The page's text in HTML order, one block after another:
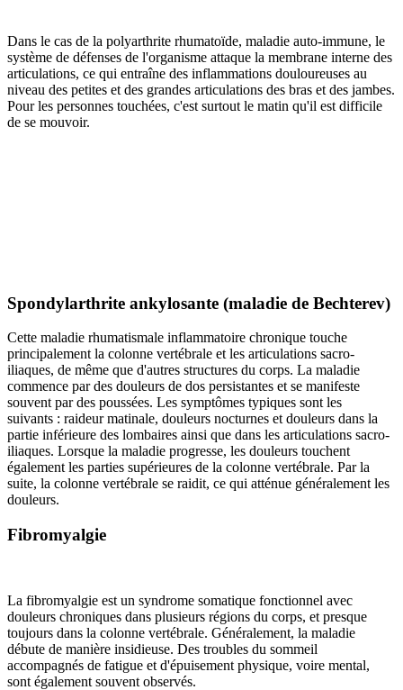
Dans le cas de la polyarthrite rhumatoïde, maladie auto-immune, le
système de défenses de l'organisme attaque la membrane interne des
articulations, ce qui entraîne des inflammations douloureuses au
niveau des petites et des grandes articulations des bras et des jambes.
Pour les personnes touchées, c'est surtout le matin qu'il est difficile
de se mouvoir.
Spondylarthrite ankylosante (maladie de Bechterev)
Cette maladie rhumatismale inflammatoire chronique touche
principalement la colonne vertébrale et les articulations sacro-
iliaques, de même que d'autres structures du corps. La maladie
commence par des douleurs de dos persistantes et se manifeste
souvent par des poussées. Les symptômes typiques sont les
suivants : raideur matinale, douleurs nocturnes et douleurs dans la
partie inférieure des lombaires ainsi que dans les articulations sacro-
iliaques. Lorsque la maladie progresse, les douleurs touchent
également les parties supérieures de la colonne vertébrale. Par la
suite, la colonne vertébrale se raidit, ce qui atténue généralement les
douleurs.
Fibromyalgie
La fibromyalgie est un syndrome somatique fonctionnel avec
douleurs chroniques dans plusieurs régions du corps, et presque
toujours dans la colonne vertébrale. Généralement, la maladie
débute de manière insidieuse. Des troubles du sommeil
accompagnés de fatigue et d'épuisement physique, voire mental,
sont également souvent observés.